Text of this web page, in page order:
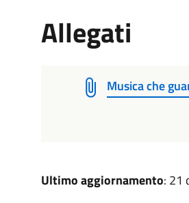
Allegati
Musica che
Ultimo aggiornamento: 21